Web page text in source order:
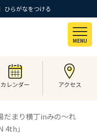
ひらがなをつける
MENU
カレンダー アクセス
だまり横丁inみの～れ
4th」